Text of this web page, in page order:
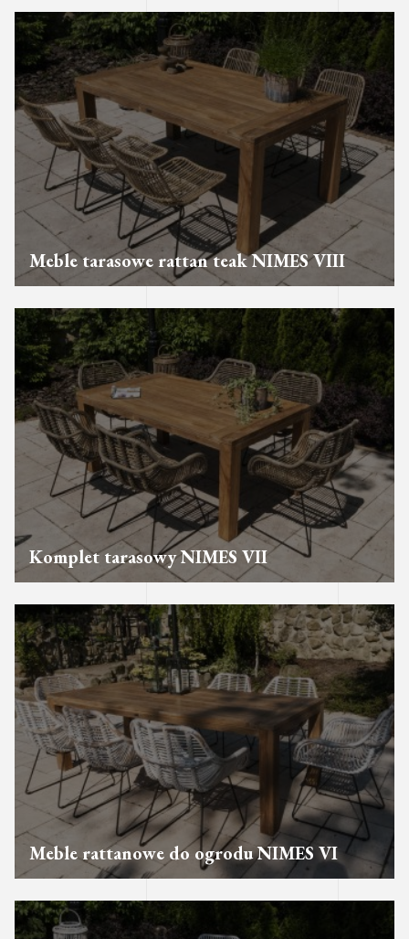
Meble tarasowe rattan teak NIMES VIII
Komplet tarasowy NIMES VII
Meble rattanowe do ogrodu NIMES VI